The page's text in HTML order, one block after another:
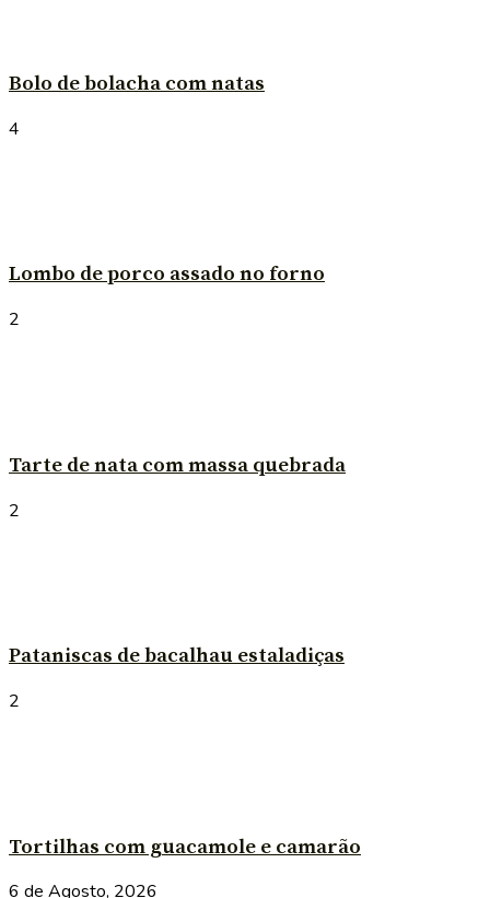
Bolo de bolacha com natas
4
Lombo de porco assado no forno
2
Tarte de nata com massa quebrada
2
Pataniscas de bacalhau estaladiças
2
Tortilhas com guacamole e camarão
6 de Agosto, 2026